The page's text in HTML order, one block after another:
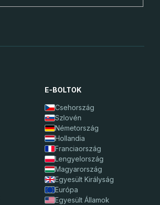
E-BOLTOK
Csehország
Szlovén
Németország
Hollandia
Franciaország
Lengyelország
Magyarország
Egyesült Királyság
Európa
Egyesült Államok